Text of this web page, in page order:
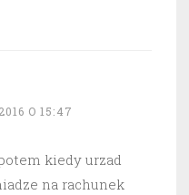
O 15:47
kiedy urzad
na rachunek